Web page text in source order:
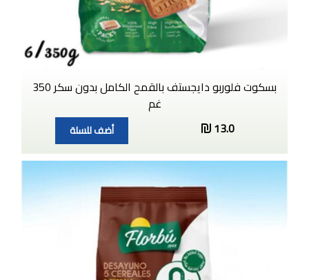
بسكوت فلوربو دايجستف بالقمح الكامل بدون سكر 350
غم
13.0
أضف للسلة